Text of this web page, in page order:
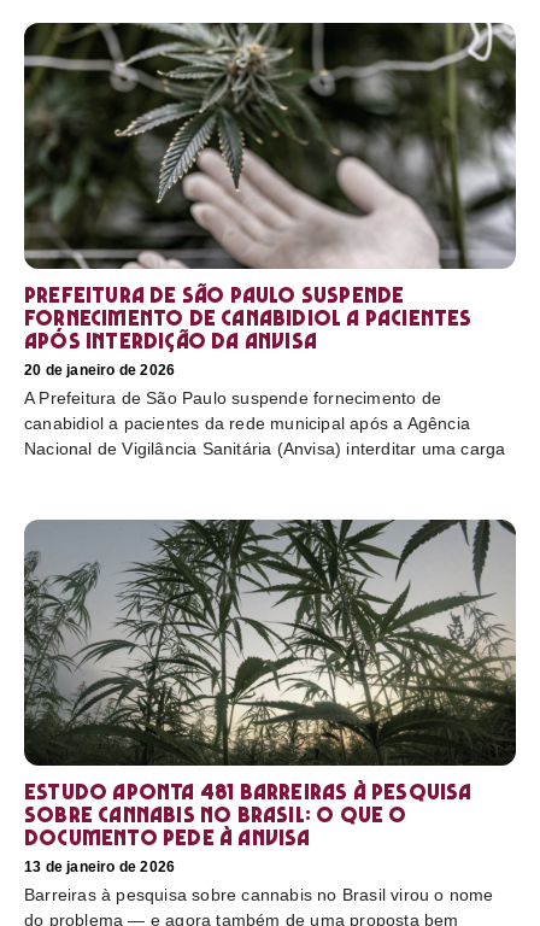
Prefeitura de São Paulo suspende
fornecimento de canabidiol a pacientes
após interdição da Anvisa
20 de janeiro de 2026
A Prefeitura de São Paulo suspende fornecimento de
canabidiol a pacientes da rede municipal após a Agência
Nacional de Vigilância Sanitária (Anvisa) interditar uma carga
Estudo aponta 481 barreiras à pesquisa
sobre cannabis no Brasil: o que o
documento pede à Anvisa
13 de janeiro de 2026
Barreiras à pesquisa sobre cannabis no Brasil virou o nome
do problema — e agora também de uma proposta bem